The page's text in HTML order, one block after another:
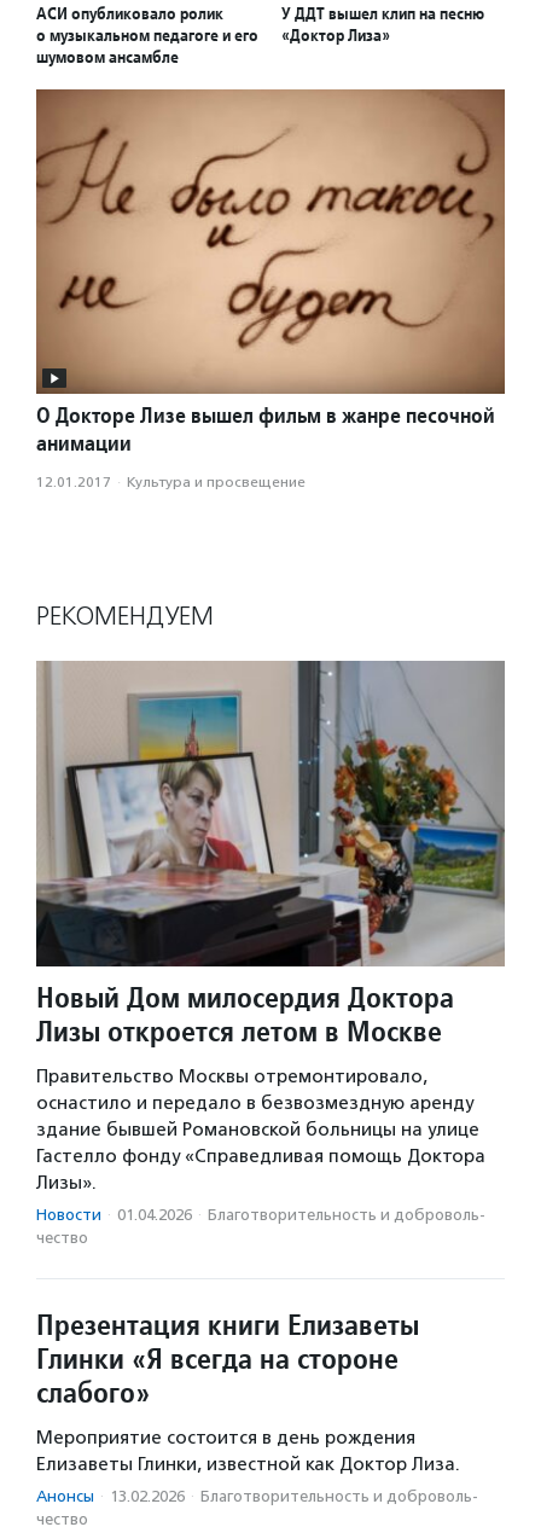
АСИ опубликовало ролик
о музыкальном педагоге и его
шумовом ансамбле
У ДДТ вышел клип на песню
«Доктор Лиза»
О Докторе Лизе вышел фильм в жанре песочной
анимации
12.01.2017 · Культура и просвещение
РЕКОМЕНДУЕМ
Новый Дом милосердия Доктора
Лизы откроется летом в Москве
Правительство Москвы отремонтировало,
оснастило и передало в безвозмездную аренду
здание бывшей Романовской больницы на улице
Гастелло фонду «Справедливая помощь Доктора
Лизы».
Новости · 01.04.2026 · Благотвори­тель­ность и доброволь­
чест­во
Презентация книги Елизаветы
Глинки «Я всегда на стороне
слабого»
Мероприятие состоится в день рождения
Елизаветы Глинки, известной как Доктор Лиза.
Анонсы · 13.02.2026 · Благотвори­тель­ность и доброволь­
чест­во